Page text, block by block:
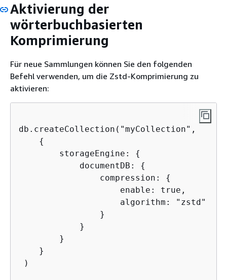
Aktivierung der
wörterbuchbasierten
Komprimierung
Für neue Sammlungen können Sie den folgenden
Befehl verwenden, um die Zstd-Komprimierung zu
aktivieren:
db.createCollection("myCollection",
{
        storageEngine:
{
            documentDB:
{
                compression:
{
                    enable: true,
                    algorithm: "zstd"
                }
            }
        }
    }
)